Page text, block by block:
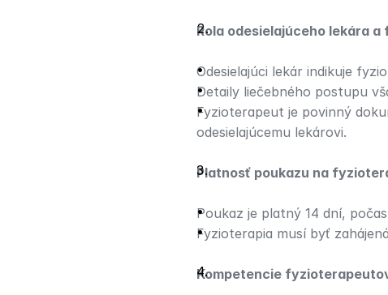
Rola odesielajúceho lekára
Odesielajúci lekár indikuje
Detaily liečebného postupu
Fyzioterapeut je povinný
odesielajúcemu lekárovi.
Platnosť poukazu na
Poukaz je platný 14 dní,
Fyzioterapia musí byť
Kompetencie